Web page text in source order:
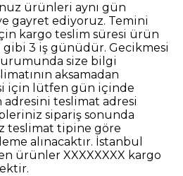
ürünleri aynı gün
gayret ediyoruz. Temini
kargo teslim süresi ürün
3 iş günüdür. Gecikmesi
size bilgi
aksamadan
için lütfen gün içinde
teslimat adresi
sipariş sonunda
teslimat tipine göre
alınacaktır. İstanbul
ürünler XXXXXXXX kargo